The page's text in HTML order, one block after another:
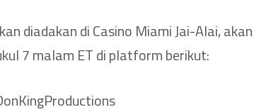
diadakan di Casino Miami Jai-Alai, akan
7 malam ET di platform berikut: